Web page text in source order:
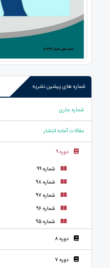
شماره های پیشین نشریه
شماره جاری
مقالات آماده انتشار
دوره 9
شماره 99
شماره 98
شماره 97
شماره 96
شماره 95
دوره 8
دوره 7